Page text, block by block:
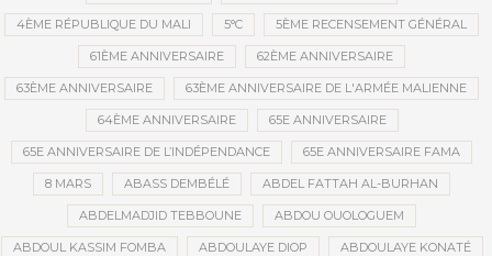
4ÈME RÉPUBLIQUE DU MALI 5°C 5ÈME RECENSEMENT GÉNÉRAL
61ÈME ANNIVERSAIRE 62ÈME ANNIVERSAIRE
63ÈME ANNIVERSAIRE 63ÈME ANNIVERSAIRE DE L'ARMÉE MALIENNE
64ÈME ANNIVERSAIRE 65E ANNIVERSAIRE
65E ANNIVERSAIRE DE L’INDÉPENDANCE 65E ANNIVERSAIRE FAMA
8 MARS ABASS DEMBÉLÉ ABDEL FATTAH AL-BURHAN
ABDELMADJID TEBBOUNE ABDOU OUOLOGUEM
ABDOUL KASSIM FOMBA ABDOULAYE DIOP ABDOULAYE KONATÉ